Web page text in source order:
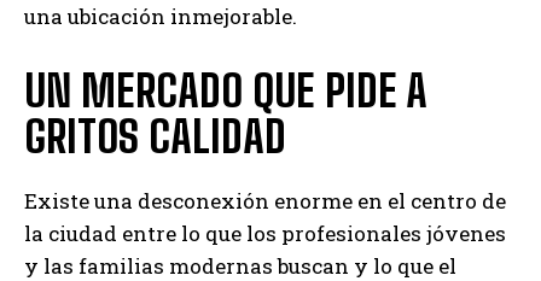
una ubicación inmejorable.
UN MERCADO QUE PIDE A
GRITOS CALIDAD
Existe una desconexión enorme en el centro de
la ciudad entre lo que los profesionales jóvenes
y las familias modernas buscan y lo que el